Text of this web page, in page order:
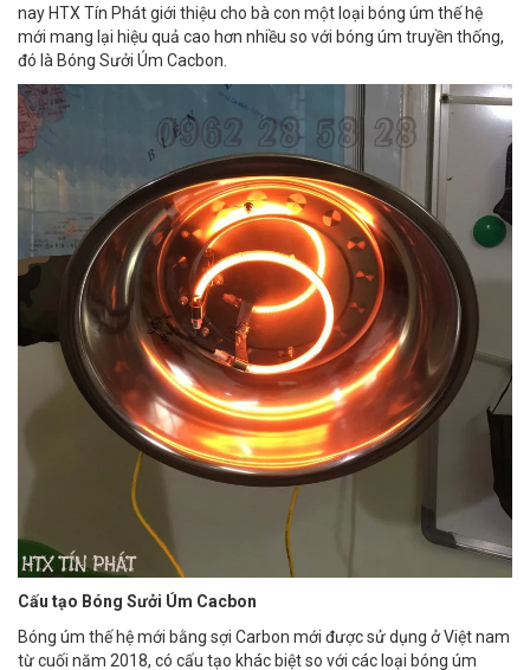
nay HTX Tín Phát giới thiệu cho bà con một loại bóng úm thế hệ
mới mang lại hiệu quả cao hơn nhiều so với bóng úm truyền thống,
đó là Bóng Sưởi Úm Cacbon.
Cấu tạo Bóng Sưởi Úm Cacbon
Bóng úm thế hệ mới bằng sợi Carbon mới được sử dụng ở Việt nam
từ cuối năm 2018, có cấu tạo khác biệt so với các loại bóng úm